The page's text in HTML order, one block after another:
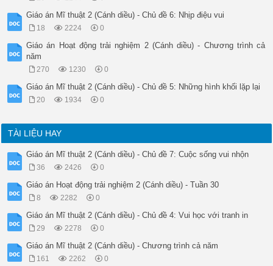
Giáo án Mĩ thuật 2 (Cánh diều) - Chủ đề 6: Nhịp điệu vui
18 2224 0
Giáo án Hoạt động trải nghiệm 2 (Cánh diều) - Chương trình cả
năm
270 1230 0
Giáo án Mĩ thuật 2 (Cánh diều) - Chủ đề 5: Những hình khối lặp lại
20 1934 0
TÀI LIỆU HAY
Giáo án Mĩ thuật 2 (Cánh diều) - Chủ đề 7: Cuộc sống vui nhộn
36 2426 0
Giáo án Hoạt động trải nghiệm 2 (Cánh diều) - Tuần 30
8 2282 0
Giáo án Mĩ thuật 2 (Cánh diều) - Chủ đề 4: Vui học với tranh in
29 2278 0
Giáo án Mĩ thuật 2 (Cánh diều) - Chương trình cả năm
161 2262 0